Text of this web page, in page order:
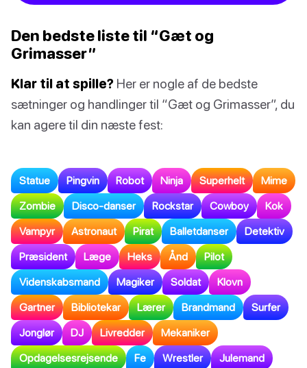
Den bedste liste til “Gæt og
Grimasser”
Klar til at spille? Her er nogle af de bedste
sætninger og handlinger til “Gæt og Grimasser”, du
kan agere til din næste fest:
Statue Pingvin Robot Ninja Superhelt Mime
Zombie Disco-danser Rockstar Cowboy Kok
Vampyr Astronaut Pirat Balletdanser Detektiv
Præsident Læge Heks Ånd Pilot
Videnskabsmand Magiker Soldat Klovn
Gartner Bibliotekar Lærer Brandmand Surfer
Jonglør DJ Livredder Mekaniker
Opdagelsesrejsende Fe Wrestler Julemand